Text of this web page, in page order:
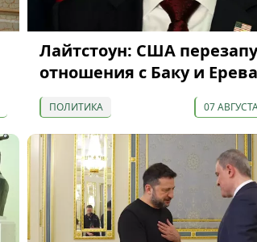
Лайтстоун: США
отношения с Баку и
ПОЛИТИКА 07